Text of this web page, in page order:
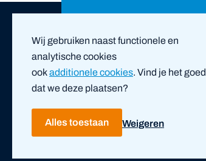
Wij gebruiken naast functionele en
analytische cookies
ookadditionele cookies. Vind je het goed
dat we deze plaatsen?
Alles toestaan Weigeren
Copyright ©2026